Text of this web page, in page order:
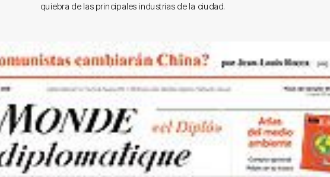
quiebra de las principales industrias de la ciudad.